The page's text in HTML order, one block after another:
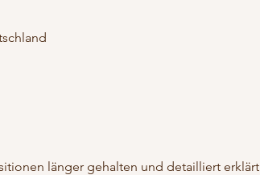
länger gehalten und detailliert erklärt